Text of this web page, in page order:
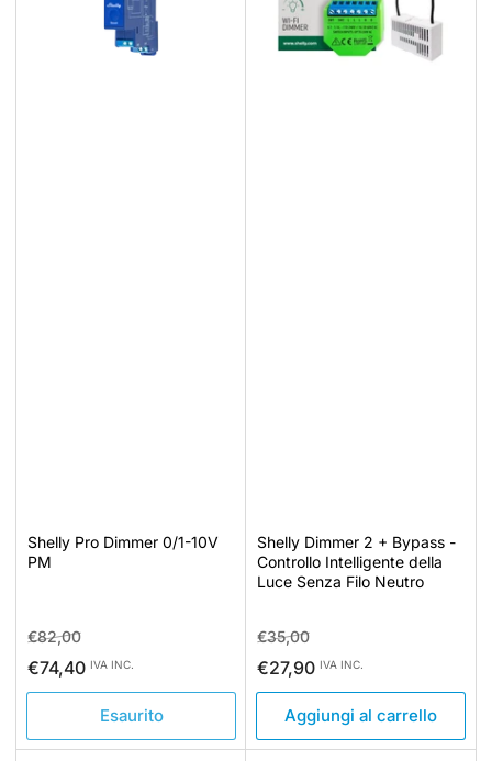
Shelly Pro Dimmer 0/1-10V
PM
Prezzo
standard
€82,00Prezzo
di
€74,40 IVA INC.
Esaurito
Shelly Dimmer 2 + Bypass -
Controllo Intelligente della
Luce Senza Filo Neutro
Prezzo
standard
€35,00Prezzo
di
€27,90 IVA INC.
Aggiungi al carrello